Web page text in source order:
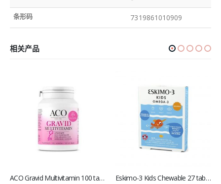
条形码 7319861010909
相关产品
ACO Gravid Multivitamin 100 tabletter 瑞典孕妇叶酸 Eskimo-3 Kids Chewable 27 tabletter 爱斯基摩 儿童咀嚼鱼油